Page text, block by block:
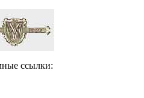
ссылки: